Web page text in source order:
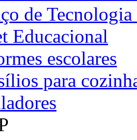
de
Educacional
escolares
para